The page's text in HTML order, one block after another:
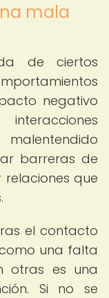
mala
de ciertos
negativo
barreras de
que
el contacto
una falta
otras es una
Si no se